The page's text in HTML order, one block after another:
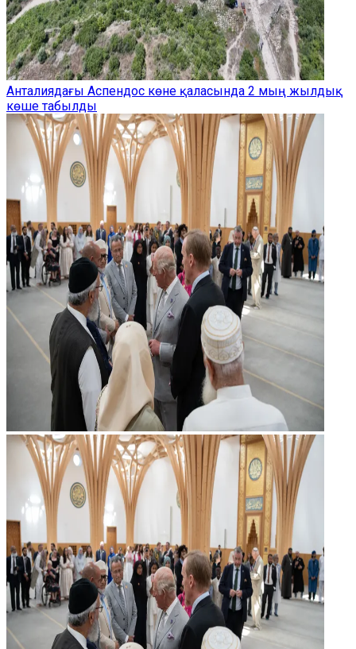
Анталиядағы Аспендос көне қаласында 2 мың жылдық
көше табылды